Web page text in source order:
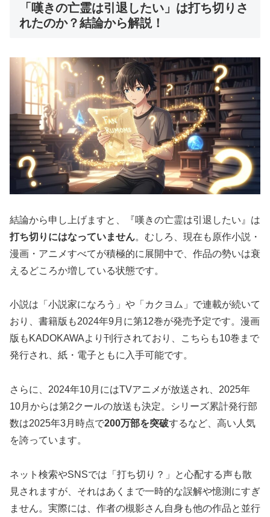
「嘆きの亡霊は引退したい」は打ち切りさ
れたのか？結論から解説！
結論から申し上げますと、『嘆きの亡霊は引退したい』は
打ち切りにはなっていません。むしろ、現在も原作小説・
漫画・アニメすべてが積極的に展開中で、作品の勢いは衰
えるどころか増している状態です。
小説は「小説家になろう」や「カクヨム」で連載が続いて
おり、書籍版も2024年9月に第12巻が発売予定です。漫画
版もKADOKAWAより刊行されており、こちらも10巻まで
発行され、紙・電子ともに入手可能です。
さらに、2024年10月にはTVアニメが放送され、2025年
10月からは第2クールの放送も決定。シリーズ累計発行部
数は2025年3月時点で200万部を突破するなど、高い人気
を誇っています。
ネット検索やSNSでは「打ち切り？」と心配する声も散
見されますが、それはあくまで一時的な誤解や憶測にすぎ
ません。実際には、作者の槻影さん自身も他の作品と並行